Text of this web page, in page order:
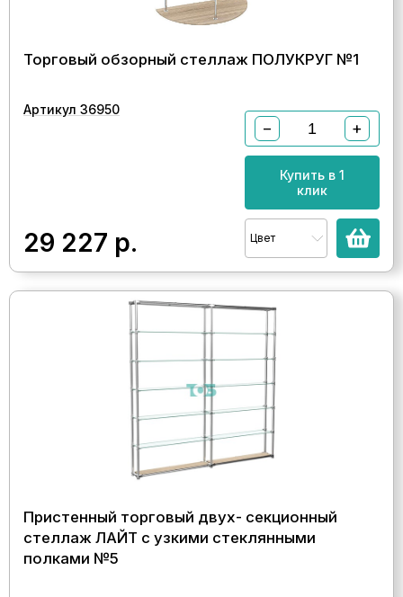
Торговый обзорный стеллаж ПОЛУКРУГ №1
Артикул 36950
29 227 р.
− +
Купить в 1
клик
Цвет
Пристенный торговый двух- секционный
стеллаж ЛАЙТ с узкими стеклянными
полками №5